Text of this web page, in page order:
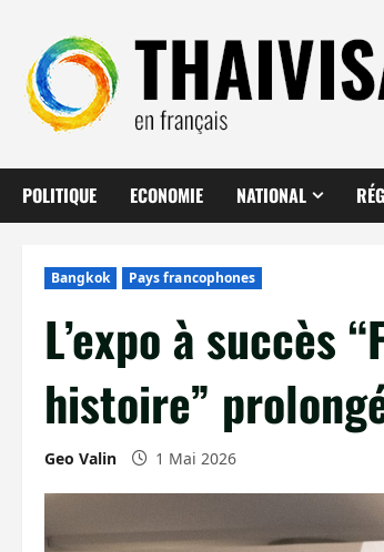
contenu
POLITIQUE ECONOMIE NATIONAL
Bangkok Pays francophones
L’expo à succès
histoire”
Geo Valin 1 Mai 2026